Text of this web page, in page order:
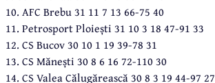
10. AFC Brebu 31 11 7 13 66-75 40
11. Petrosport Ploiești 31 10 3 18 47-91 33
12. CS Bucov 30 10 1 19 39-78 31
13. CS Mănești 30 8 6 16 72-110 30
14. CS Valea Călugărească 30 8 3 19 44-97 27